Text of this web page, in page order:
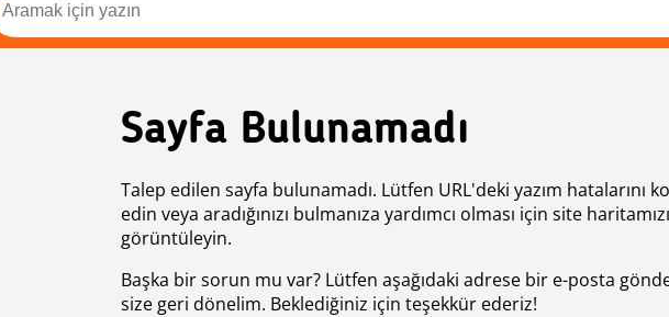
Sayfa Bulunamadı
Talep edilen sayfa bulunamadı. Lütfen URL'deki yazım hatalarını
edin veya aradığınızı bulmanıza yardımcı olması için site haritamızı
görüntüleyin.
Başka bir sorun mu var? Lütfen aşağıdaki adrese bir e-posta
size geri dönelim. Beklediğiniz için teşekkür ederiz!